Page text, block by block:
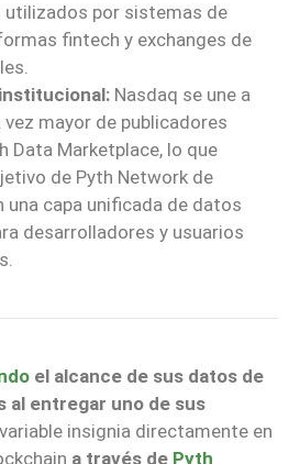
utilizados por sistemas de
fintech y exchanges de
Nasdaq se une a
mayor de publicadores
Data Marketplace, lo que
de Pyth Network de
una capa unificada de datos
desarrolladores y usuarios
el alcance de sus datos de
al entregar uno de sus
insignia directamente en
a través de Pyth